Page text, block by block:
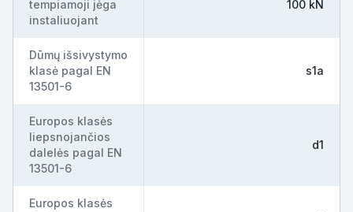
tempiamoji jėga
instaliuojant
100 kN
Dūmų išsivystymo
klasė pagal EN
13501-6
s1a
Europos klasės
liepsnojančios
dalelės pagal EN
13501-6
d1
Europos klasės